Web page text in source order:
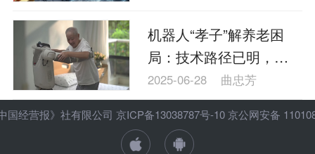
机器人“孝子”解养老困
局：技术路径已明，非
人形态先行
2025-06-28 曲忠芳
国经营报》社有限公司 京ICP备13038787号-10京公网安备